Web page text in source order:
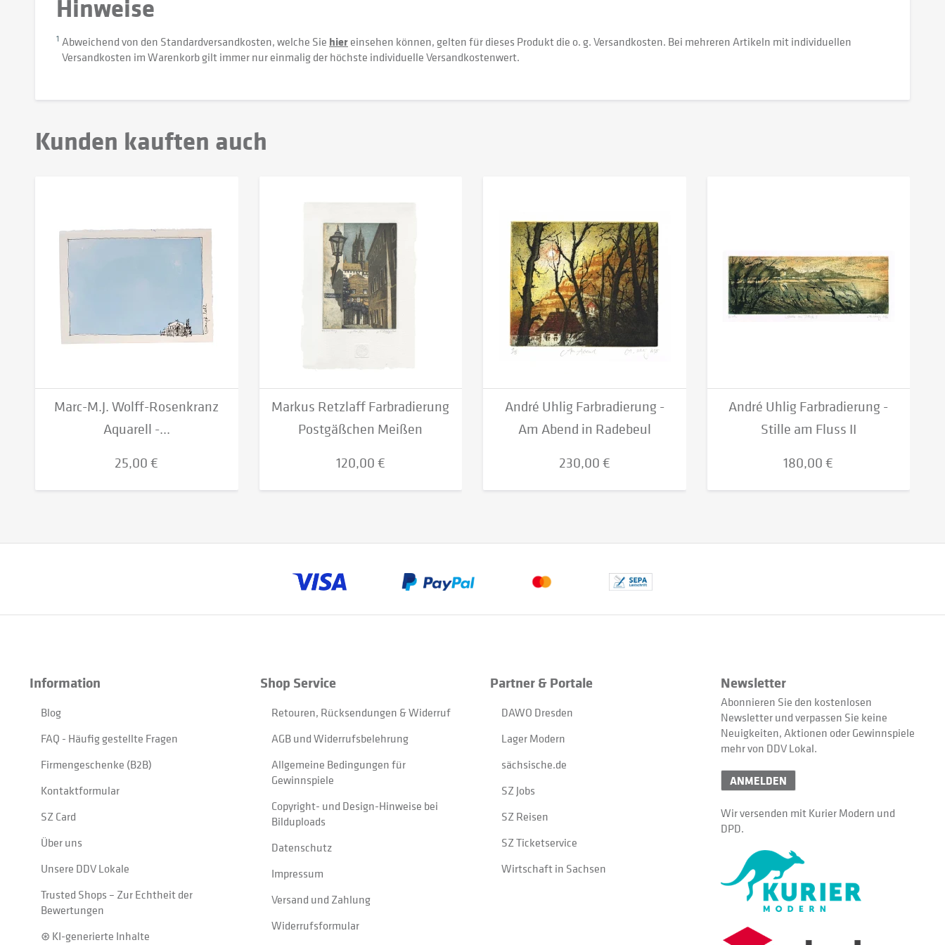
Hinweise
1 Abweichend von den Standardversandkosten, welche Sie hiereinsehen können, gelten für dieses Produkt die o. g. Versandkosten. Bei mehreren Artikeln mit individuellen
Versandkosten im Warenkorb gilt immer nur einmalig der höchste individuelle Versandkostenwert.
Kunden kauften auch
Marc-M.J. Wolff-Rosenkranz
Aquarell -...
25,00 €
Markus Retzlaff Farbradierung
Postgäßchen Meißen
120,00 €
André Uhlig Farbradierung -
Am Abend in Radebeul
230,00 €
André Uhlig Farbradierung -
Stille am Fluss II
180,00 €
Information
Blog
FAQ - Häufig gestellte Fragen
Firmengeschenke (B2B)
Kontaktformular
SZ Card
Über uns
Unsere DDV Lokale
Trusted Shops – Zur Echtheit der
Bewertungen
⊛ KI-generierte Inhalte
Shop Service
Retouren, Rücksendungen & Widerruf
AGB und Widerrufsbelehrung
Allgemeine Bedingungen für
Gewinnspiele
Copyright- und Design-Hinweise bei
Bilduploads
Datenschutz
Impressum
Versand und Zahlung
Widerrufsformular
Partner & Portale
DAWO Dresden
Lager Modern
sächsische.de
SZ Jobs
SZ Reisen
SZ Ticketservice
Wirtschaft in Sachsen
Newsletter
Abonnieren Sie den kostenlosen
Newsletter und verpassen Sie keine
Neuigkeiten, Aktionen oder Gewinnspiele
mehr von DDV Lokal.
ANMELDEN
Wir versenden mit Kurier Modern und
DPD.